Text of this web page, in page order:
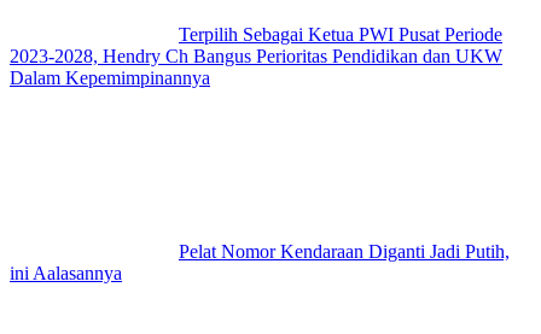
Terpilih Sebagai Ketua PWI Pusat Periode
2023-2028, Hendry Ch Bangus Perioritas Pendidikan dan UKW
Dalam Kepemimpinannya
Pelat Nomor Kendaraan Diganti Jadi Putih,
ini Aalasannya